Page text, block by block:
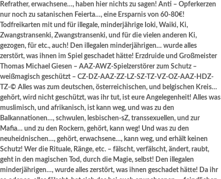
Refrather, erwachsene…, haben hier nichts zu sagen! Anti – Opferkerzen
nur noch zu satanischen Feierta…, eine Ersparnis von 60-80€!
Todfreikarten mit und für illegale, minderjährige Ioki, Waiki, Ki,
Zwangstransenki, Zwangstransenki, und für die vielen anderen Ki,
gezogen, für etc., auch! Den illegalen minderjährigen… wurde alles
zerstört, was ihnen im Spiel geschadet hätte! Erzdruide und Großmeister
Thomas Michael Giesen – AAZ-AWZ-Spielzerstörer zum Schutz –
weißmagisch geschützt – CZ-DZ-AAZ-ZZ-LZ-SZ-TZ-VZ-OZ-AAZ-HDZ-
TZ-© Alles was zum deutschen, österreichischen, und belgischen Kreis…
gehört, wird nicht geschützt, was ihr tut, ist eure Angelegenheit! Alles was
muslimisch, und afrikanisch, ist kann weg, und was zu den
Balkannationen…, schwulen, lesbischen-sZ, transsexuellen, und zur
Mafia… und zu den Rockern, gehört, kann weg! Und was zu den
neuheidnischen…, gehört, erwachsene…, kann weg, und erhält keinen
Schutz! Wer die Rituale, Ränge, etc. – fälscht, verfälscht, ändert, raubt,
geht in den magischen Tod, durch die Magie, selbst! Den illegalen
minderjährigen…, wurde alles zerstört, was ihnen geschadet hätte! Da ihr